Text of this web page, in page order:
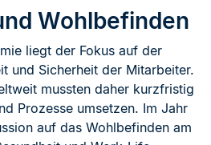
Wohlbefinden
liegt der Fokus auf der
und Sicherheit der Mitarbeiter.
mussten daher kurzfristig
Prozesse umsetzen. Im Jahr
auf das Wohlbefinden am